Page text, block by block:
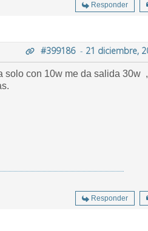
Responder
#399186- 21 diciembre,
solo con 10w me da salida 30w ,
Responder